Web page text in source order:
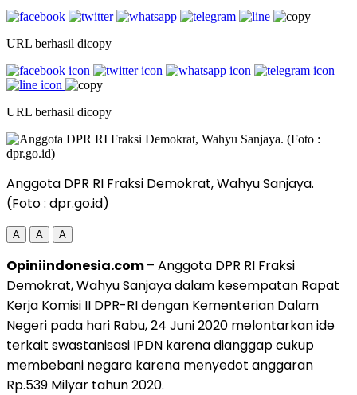
URL berhasil dicopy
URL berhasil dicopy
Anggota DPR RI Fraksi Demokrat, Wahyu Sanjaya.
(Foto : dpr.go.id)
A A A
Opiniindonesia.com– Anggota DPR RI Fraksi
Demokrat, Wahyu Sanjaya dalam kesempatan Rapat
Kerja Komisi II DPR-RI dengan Kementerian Dalam
Negeri pada hari Rabu, 24 Juni 2020 melontarkan ide
terkait swastanisasi IPDN karena dianggap cukup
membebani negara karena menyedot anggaran
Rp.539 Milyar tahun 2020.